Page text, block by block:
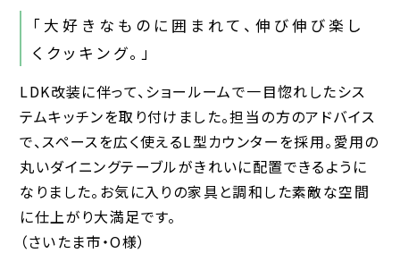
「大好きなものに囲まれて、伸び伸び楽し
くクッキング。」
LDK改装に伴って、ショールームで一目惚れしたシス
テムキッチンを取り付けました。担当の方のアドバイス
で、スペースを広く使えるL型カウンターを採用。愛用の
丸いダイニングテーブルがきれいに配置できるように
なりました。お気に入りの家具と調和した素敵な空間
に仕上がり大満足です。
（さいたま市・O様）